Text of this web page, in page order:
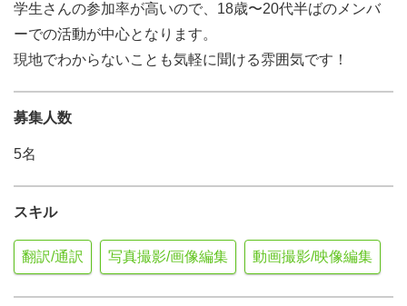
学生さんの参加率が高いので、18歳〜20代半ばのメンバ
ーでの活動が中心となります。
現地でわからないことも気軽に聞ける雰囲気です！
募集人数
5名
スキル
翻訳/通訳 写真撮影/画像編集 動画撮影/映像編集